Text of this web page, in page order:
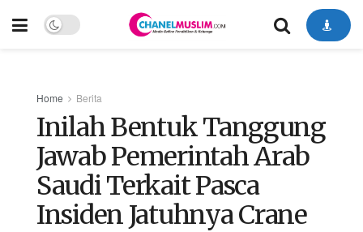
Home Berita
Inilah Bentuk Tanggung
Jawab Pemerintah Arab
Saudi Terkait Pasca
Insiden Jatuhnya Crane